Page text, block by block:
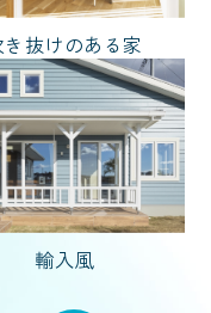
き抜けのある家
輸入風
ング
然素材